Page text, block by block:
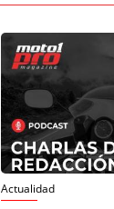
Actualidad